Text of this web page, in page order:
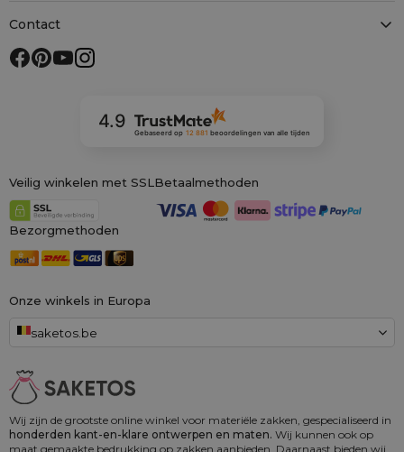
Wij zijn de grootste online winkel voor materiële zakken, gespecialiseerd in
honderden kant-en-klare ontwerpen en maten. Wij kunnen ook op
maat gemaakte bedrukking op zakken aanbieden. Daarnaast bieden wij
Onze winkels in Europa
saketos.be
Contact
4.9
Gebaseerd op 12 881 beoordelingen van alle tijden
Veilig winkelen met SSLBetaalmethoden
Bezorgmethoden